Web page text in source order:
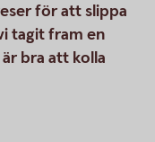
för att slippa
tagit fram en
bra att kolla